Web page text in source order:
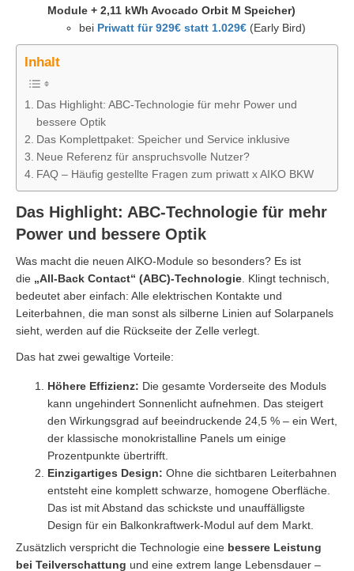
Module + 2,11 kWh Avocado Orbit M Speicher)
bei Priwatt für 929€ statt 1.029€ (Early Bird)
Inhalt
Das Highlight: ABC-Technologie für mehr Power und
bessere Optik
Das Komplettpaket: Speicher und Service inklusive
Neue Referenz für anspruchsvolle Nutzer?
FAQ – Häufig gestellte Fragen zum priwatt x AIKO BKW
Das Highlight: ABC-Technologie für mehr
Power und bessere Optik
Was macht die neuen AIKO-Module so besonders? Es ist
die „All-Back Contact“ (ABC)-Technologie . Klingt technisch,
bedeutet aber einfach: Alle elektrischen Kontakte und
Leiterbahnen, die man sonst als silberne Linien auf Solarpanels
sieht, werden auf die Rückseite der Zelle verlegt.
Das hat zwei gewaltige Vorteile:
Höhere Effizienz: Die gesamte Vorderseite des Moduls
kann ungehindert Sonnenlicht aufnehmen. Das steigert
den Wirkungsgrad auf beeindruckende 24,5 % – ein Wert,
der klassische monokristalline Panels um einige
Prozentpunkte übertrifft.
Einzigartiges Design: Ohne die sichtbaren Leiterbahnen
entsteht eine komplett schwarze, homogene Oberfläche.
Das ist mit Abstand das schickste und unauffälligste
Design für ein Balkonkraftwerk-Modul auf dem Markt.
Zusätzlich verspricht die Technologie eine bessere Leistung
bei Teilverschattung und eine extrem lange Lebensdauer –